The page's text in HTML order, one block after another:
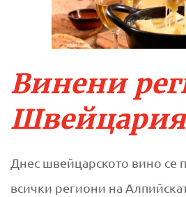
Винени
Швейцария
Днес швейцарското вино се
всички региони на